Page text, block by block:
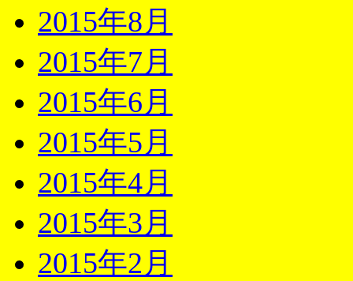
2015年8月
2015年7月
2015年6月
2015年5月
2015年4月
2015年3月
2015年2月